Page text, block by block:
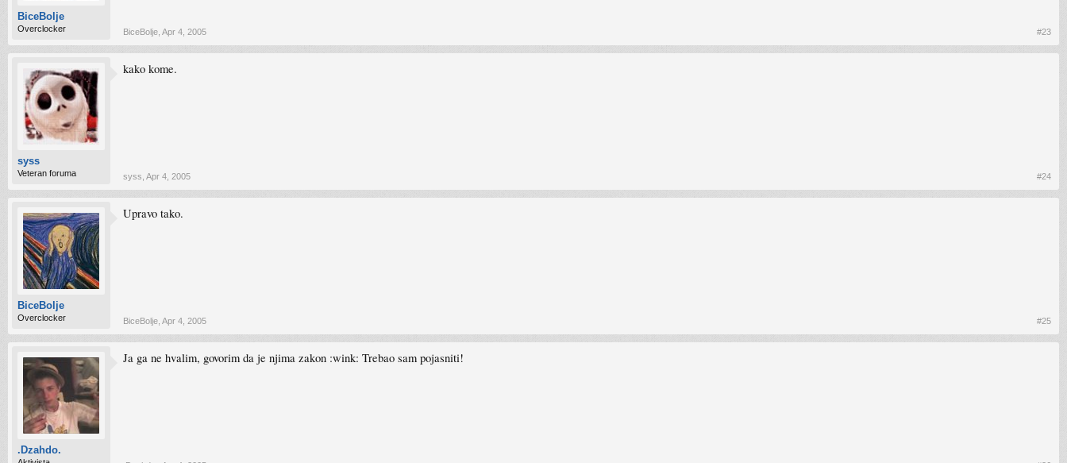
BiceBolje
Overclocker BiceBolje Apr 4, 2005 #23
syss
Veteran foruma
kako kome.
syss Apr 4, 2005 #24
BiceBolje
Overclocker
Upravo tako.
BiceBolje Apr 4, 2005 #25
.Dzahdo.
Ja ga ne hvalim, govorim da je njima zakon :wink: Trebao sam pojasniti!